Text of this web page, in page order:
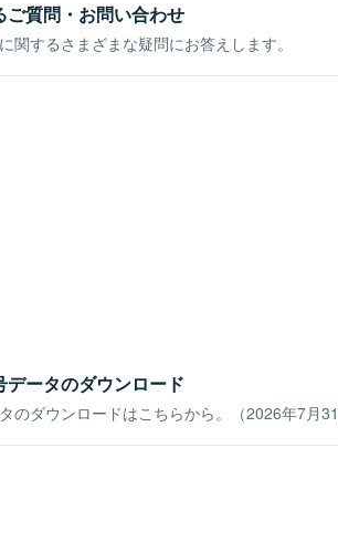
ご質問・お問い合わせ
関するさまざまな疑問にお答えします。
データのダウンロード
のダウンロードはこちらから。（2026年7月31